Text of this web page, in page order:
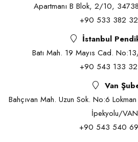
Apartmanı B Blok, 2/10,
+90 533 382
İstanbul
Batı Mah. 19 Mayıs Cad.
+90 543 133
Van
Bahçıvan Mah. Uzun Sok. No:6
İpekyolu/VAN
+90 543 540